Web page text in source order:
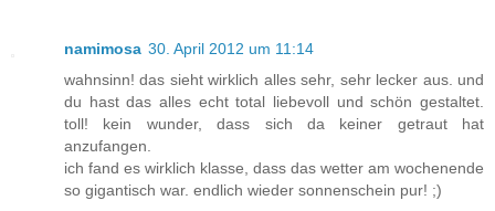
namimosa 30. April 2012 um 11:14
wahnsinn! das sieht wirklich alles sehr, sehr lecker aus. und
du hast das alles echt total liebevoll und schön gestaltet.
toll! kein wunder, dass sich da keiner getraut hat
anzufangen.
ich fand es wirklich klasse, dass das wetter am wochenende
so gigantisch war. endlich wieder sonnenschein pur! ;)